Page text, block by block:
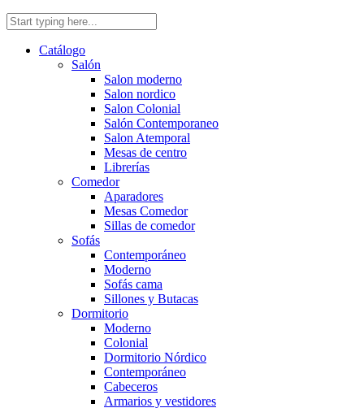
Catálogo
Salón
Salon moderno
Salon nordico
Salon Colonial
Salón Contemporaneo
Salon Atemporal
Mesas de centro
Librerías
Comedor
Aparadores
Mesas Comedor
Sillas de comedor
Sofás
Contemporáneo
Moderno
Sofás cama
Sillones y Butacas
Dormitorio
Moderno
Colonial
Dormitorio Nórdico
Contemporáneo
Cabeceros
Armarios y vestidores